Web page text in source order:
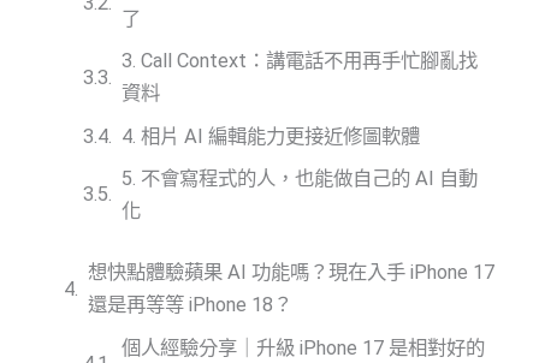
了
3. Call Context：講電話不用再手忙腳亂找
資料
4. 相片 AI 編輯能力更接近修圖軟體
5. 不會寫程式的人，也能做自己的 AI 自動
化
想快點體驗蘋果 AI 功能嗎？現在入手 iPhone 17
還是再等等 iPhone 18？
個人經驗分享｜升級 iPhone 17 是相對好的